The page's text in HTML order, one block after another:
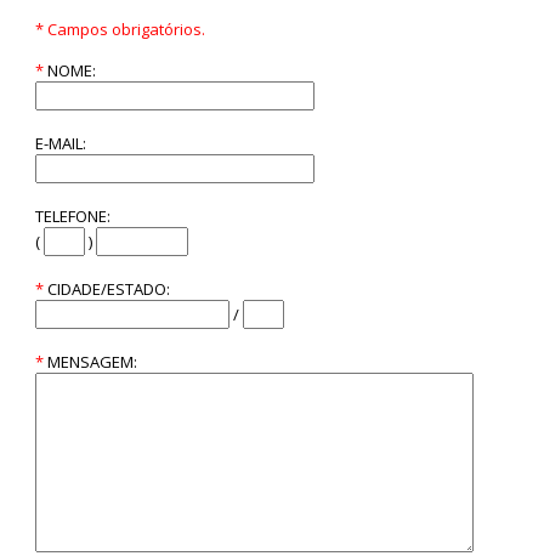
* Campos obrigatórios.
*NOME:
E-MAIL:
TELEFONE:
(
)
*CIDADE/ESTADO:
/
*MENSAGEM: